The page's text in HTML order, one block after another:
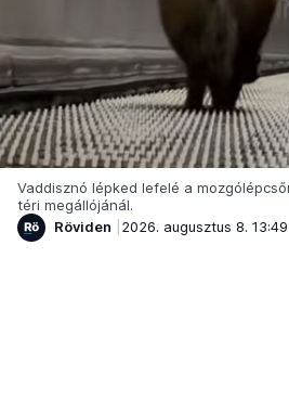
Vaddisznó lépked lefelé a
téri megállójánál.
Röviden
2026. augusztus 8. 13:49